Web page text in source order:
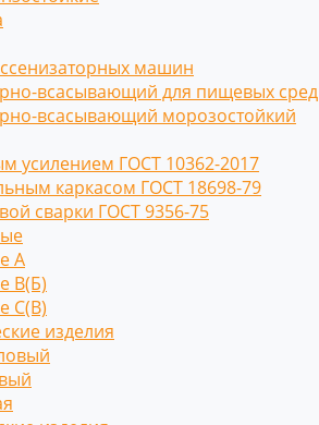
машин
всасывающий для пищевых сред
всасывающий морозостойкий
усилением ГОСТ 10362-2017
каркасом ГОСТ 18698-79
сварки ГОСТ 9356-75
A
В(Б)
С(B)
изделия